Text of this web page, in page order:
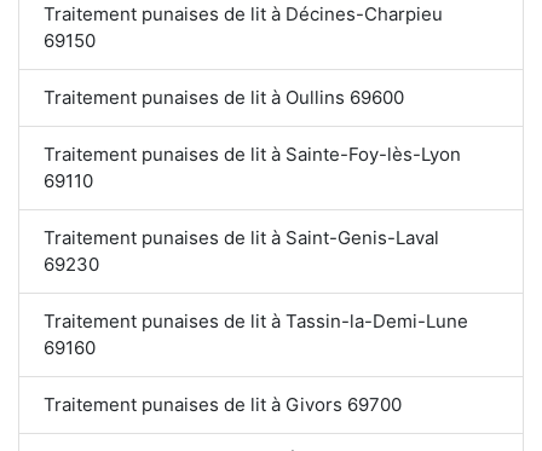
Traitement punaises de lit à Décines-Charpieu
69150
Traitement punaises de lit à Oullins 69600
Traitement punaises de lit à Sainte-Foy-lès-Lyon
69110
Traitement punaises de lit à Saint-Genis-Laval
69230
Traitement punaises de lit à Tassin-la-Demi-Lune
69160
Traitement punaises de lit à Givors 69700